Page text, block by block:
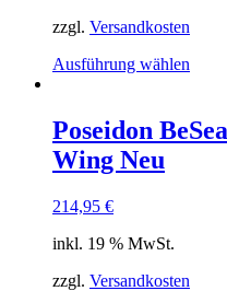
zzgl. Versandkosten
Ausführung wählen
Poseidon
Wing Neu
214,95 €
inkl. 19 % MwSt.
zzgl. Versandkosten